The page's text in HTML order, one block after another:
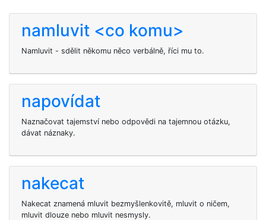
namluvit <co komu>
Namluvit - sdělit někomu něco verbálně, říci mu to.
napovídat
Naznačovat tajemství nebo odpovědi na tajemnou otázku,
dávat náznaky.
nakecat
Nakecat znamená mluvit bezmyšlenkovitě, mluvit o ničem,
mluvit dlouze nebo mluvit nesmysly.